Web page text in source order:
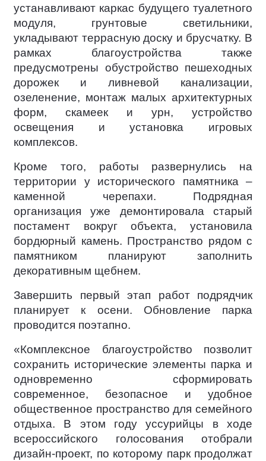
устанавливают каркас будущего туалетного
модуля, грунтовые светильники,
укладывают террасную доску и брусчатку. В
рамках благоустройства также
предусмотрены обустройство пешеходных
дорожек и ливневой канализации,
озеленение, монтаж малых архитектурных
форм, скамеек и урн, устройство
освещения и установка игровых
комплексов.
Кроме того, работы развернулись на
территории у исторического памятника –
каменной черепахи. Подрядная
организация уже демонтировала старый
постамент вокруг объекта, установила
бордюрный камень. Пространство рядом с
памятником планируют заполнить
декоративным щебнем.
Завершить первый этап работ подрядчик
планирует к осени. Обновление парка
проводится поэтапно.
«Комплексное благоустройство позволит
сохранить исторические элементы парка и
одновременно сформировать
современное, безопасное и удобное
общественное пространство для семейного
отдыха. В этом году уссурийцы в ходе
всероссийского голосования отобрали
дизайн-проект, по которому парк продолжат